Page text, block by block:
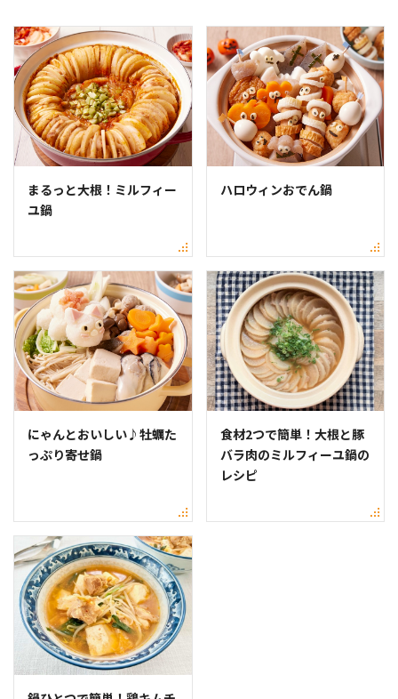
まるっと大根！ミルフィー
ユ鍋
ハロウィンおでん鍋
にゃんとおいしい♪牡蠣た
っぷり寄せ鍋
食材2つで簡単！大根と豚
バラ肉のミルフィーユ鍋の
レシピ